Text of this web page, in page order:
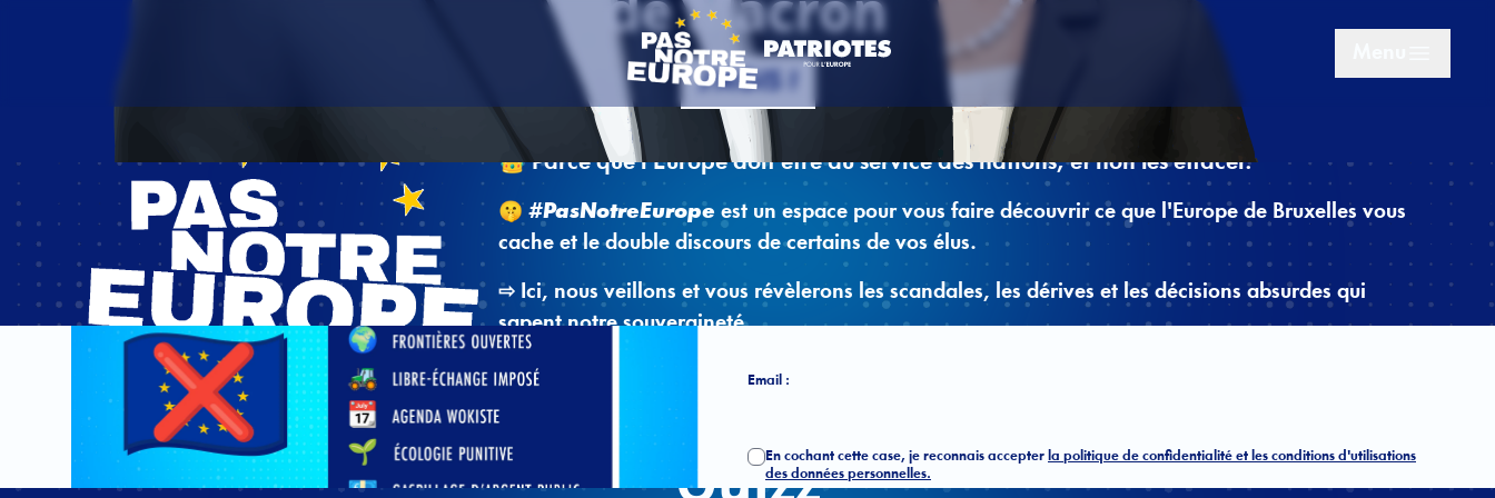
J'AGIS !
👑 Parce que l'Europe doit être au service des nations, et non les effacer.
🤫 #PasNotreEurope est un espace pour vous faire découvrir ce que l'Europe de Bruxelles vous
cache et le double discours de certains de vos élus.
⇨ Ici, nous veillons et vous révèlerons les scandales, les dérives et les décisions absurdes qui
sapent notre souveraineté.
J'agis !
Prénom : Nom :
Email :
En cochant cette case, je reconnais accepter la politique de confidentialité et les conditions d'utilisations
des données personnelles.
Quizz